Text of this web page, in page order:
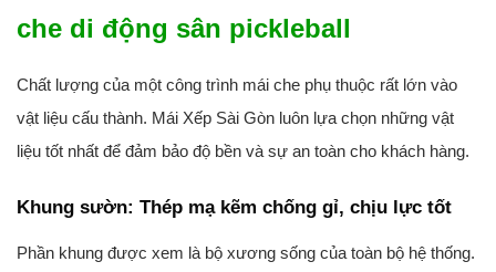
che di động sân pickleball
Chất lượng của một công trình mái che phụ thuộc rất lớn vào
vật liệu cấu thành. Mái Xếp Sài Gòn luôn lựa chọn những vật
liệu tốt nhất để đảm bảo độ bền và sự an toàn cho khách hàng.
Khung sườn: Thép mạ kẽm chống gỉ, chịu lực tốt
Phần khung được xem là bộ xương sống của toàn bộ hệ thống.